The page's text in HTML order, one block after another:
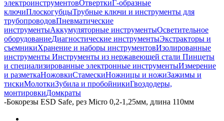
электроинструментовОтверткиГ-образные
ключиПлоскогубцыТрубные ключи и инструменты для
трубопроводовПневматические
инструментыАккумуляторные инструментыОсветительное
оборудованиеДиагностические инструментыЭкстракторы и
съемникиХранение и наборы инструментовИзолированные
инструменты Инструменты из нержавеющей стали Пинцеты
и специализированные электронные инструментыИзмерение
и разметкаНожовкиСтамескиНожницы и ножиЗажимы и
тискиМолоткиЗубила и пробойникиГвоздодеры,
монтировкиДомкраты
-Бокорезы ESD Safe, рез Micro 0,2-1,25мм, длина 110мм